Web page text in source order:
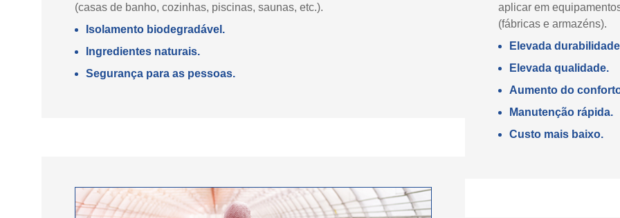
(casas de banho, cozinhas, piscinas, saunas, etc.).
Isolamento biodegradável.
Ingredientes naturais.
Segurança para as pessoas.
aplicar em
(fábricas e armazéns).
Elevada
Elevada qualidade.
Aumento do
Manutenção rápida.
Custo mais baixo.